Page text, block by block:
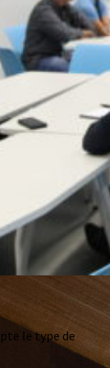
le type de